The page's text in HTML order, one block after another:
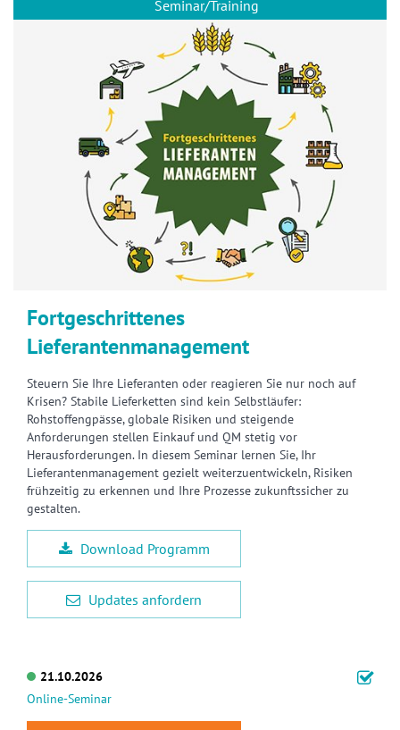
Seminar/Training
Fortgeschrittenes
Lieferantenmanagement
Steuern Sie Ihre Lieferanten oder reagieren Sie nur noch auf
Krisen? Stabile Lieferketten sind kein Selbstläufer:
Rohstoffengpässe, globale Risiken und steigende
Anforderungen stellen Einkauf und QM stetig vor
Herausforderungen. In diesem Seminar lernen Sie, Ihr
Lieferantenmanagement gezielt weiterzuentwickeln, Risiken
frühzeitig zu erkennen und Ihre Prozesse zukunftssicher zu
gestalten.
Download Programm
Updates anfordern
21.10.2026
Online-Seminar